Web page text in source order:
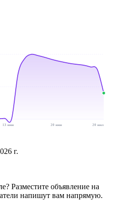
13 июн 20 июн 20 июл
г.
Разместите объявление на
напишут вам напрямую.